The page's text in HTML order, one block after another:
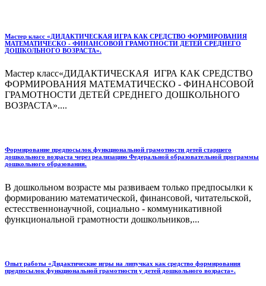
Мастер класс «ДИДАКТИЧЕСКАЯ ИГРА КАК СРЕДСТВО ФОРМИРОВАНИЯ
МАТЕМАТИЧЕСКО - ФИНАНСОВОЙ ГРАМОТНОСТИ ДЕТЕЙ СРЕДНЕГО
ДОШКОЛЬНОГО ВОЗРАСТА».
Мастер класс«ДИДАКТИЧЕСКАЯ ИГРА КАК СРЕДСТВО
ФОРМИРОВАНИЯ МАТЕМАТИЧЕСКО - ФИНАНСОВОЙ
ГРАМОТНОСТИ ДЕТЕЙ СРЕДНЕГО ДОШКОЛЬНОГО
ВОЗРАСТА»....
Формирование предпосылок функциональной грамотности детей старшего
дошкольного возраста через реализацию Федеральной образовательной программы
дошкольного образования.
В дошкольном возрасте мы развиваем только предпосылки к
формированию математической, финансовой, читательской,
естесственнонаучной, социально - коммуникативной
функциональной грамотности дошкольников,...
Опыт работы «Дидактические игры на липучках как средство формирования
предпосылок функциональной грамотности у детей дошкольного возраста».